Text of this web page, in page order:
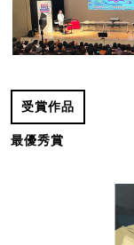
受賞作品
最優秀賞